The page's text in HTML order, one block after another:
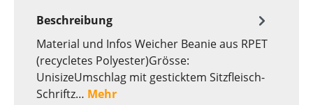
Beschreibung
Material und Infos Weicher Beanie aus RPET
(recycletes Polyester)Grösse:
UnisizeUmschlag mit gesticktem Sitzfleisch-
Schriftz… Mehr